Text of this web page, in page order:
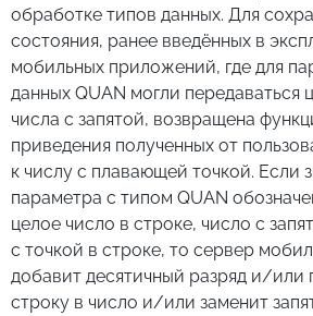
обработке типов данных. Для
состояния, ранее введённых в
мобильных приложений, где для
данных QUAN могли передаваться
числа с запятой, возвращена
приведения полученных от
к числу с плавающей точкой. Если
параметра с типом QUAN
целое число в строке, число с
с точкой в строке, то сервер
добавит десятичный разряд и/или
строку в число и/или заменит